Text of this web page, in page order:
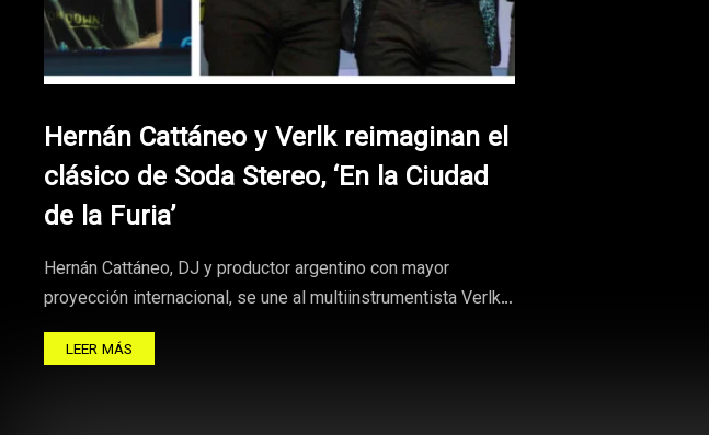
Hernán Cattáneo y Verlk reimaginan el
clásico de Soda Stereo, ‘En la Ciudad
de la Furia’
Hernán Cattáneo, DJ y productor argentino con mayor
proyección internacional, se une al multiinstrumentista Verlk…
LEER MÁS